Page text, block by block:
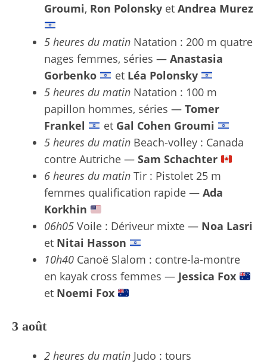
Groumi, Ron Polonsky et Andrea Murez
5 heures du matin Natation : 200 m quatre
nages femmes, séries — Anastasia
Gorbenko
etLéa Polonsky
5 heures du matin Natation : 100 m
papillon hommes, séries — Tomer
Frankel
et Gal Cohen Groumi
5 heures du matin Beach-volley : Canada
contre Autriche — Sam Schachter
6 heures du matin Tir : Pistolet 25 m
femmes qualification rapide — Ada
Korkhin
06h05 Voile : Dériveur mixte — Noa Lasri
et Nitai Hasson
10h40 Canoë Slalom : contre-la-montre
en kayak cross femmes — Jessica Fox
et Noemi Fox
3 août
2 heures du matin Judo : tours